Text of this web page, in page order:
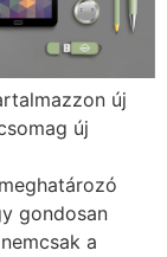
új
új
gondosan
a